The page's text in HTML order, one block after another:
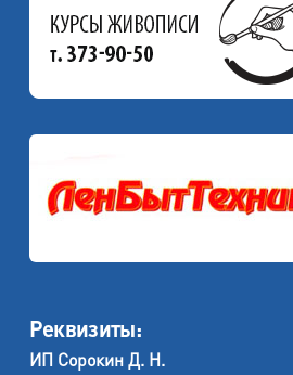
Реквизиты:
ИП Сорокин Д. Н.